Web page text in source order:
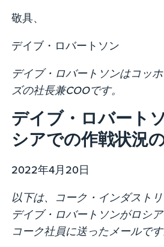
敬具、
デイブ・ロバートソン
デイブ・ロバートソンはコッ
ズの社長兼COOです。
デイブ・ロバート
シアでの作戦状況
2022年4月20日
以下は、コーク・インダスト
デイブ・ロバートソンがロシ
コーク社員に送ったメールです